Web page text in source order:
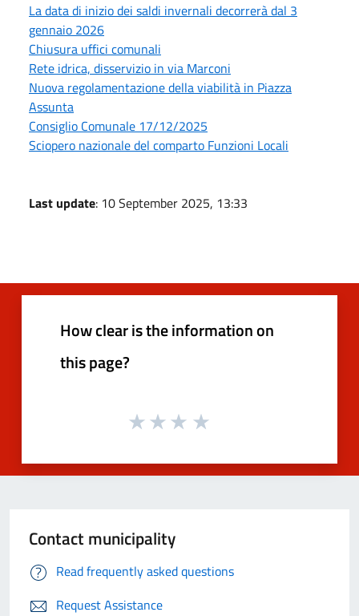
La data di inizio dei saldi invernali decorrerà dal 3
gennaio 2026
Chiusura uffici comunali
Rete idrica, disservizio in via Marconi
Nuova regolamentazione della viabilità in Piazza
Assunta
Consiglio Comunale 17/12/2025
Sciopero nazionale del comparto Funzioni Locali
Last update: 10 September 2025, 13:33
How clear is the information on
this page?
Contact municipality
Read frequently asked questions
Request Assistance